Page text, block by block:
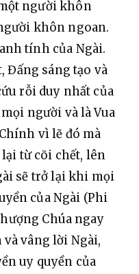
người khôn
khôn ngoan.
tính của Ngài.
Đấng sáng tạo và
rỗi duy nhất của
người và là Vua
vì lẽ đó mà
lại từ cõi chết, lên
sẽ trở lại khi mọi
của Ngài (Phi
Chúa ngay
vâng lời Ngài,
uy quyền của